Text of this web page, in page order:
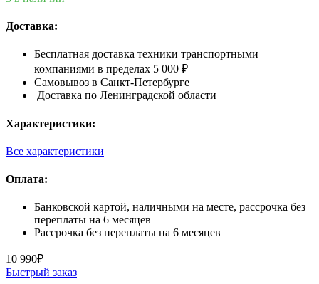
Доставка:
Бесплатная доставка техники транспортными
компаниями в пределах 5 000 ₽
Самовывоз в Санкт-Петербурге
Доставка по Ленинградской области
Характеристики:
Все характеристики
Оплата:
Банковской картой, наличными на месте, рассрочка без
переплаты на 6 месяцев
Рассрочка без переплаты на 6 месяцев
10 990₽
Быстрый заказ